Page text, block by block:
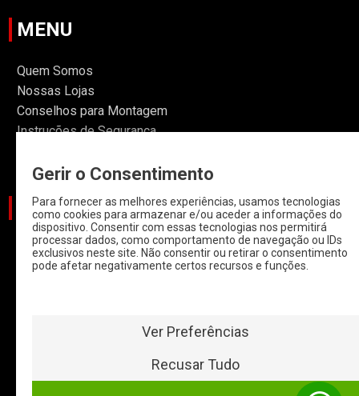
MENU
Quem Somos
Nossas Lojas
Conselhos para Montagem
Instruções de Segurança
CATEGORIAS
CARROS
CARROS COM
Gerir o Consentimento
Para fornecer as melhores experiências, usamos tecnologias
como cookies para armazenar e/ou aceder a informações do
dispositivo. Consentir com essas tecnologias nos permitirá
processar dados, como comportamento de navegação ou IDs
exclusivos neste site. Não consentir ou retirar o consentimento
pode afetar negativamente certos recursos e funções.
Recusar Tudo
Ver Preferências